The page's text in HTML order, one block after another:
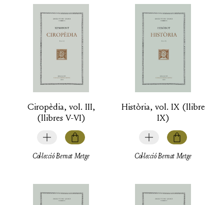
Ciropèdia, vol. III,
(llibres V-VI)
Col·lecció Bernat Metge
Història, vol. IX (llibre
IX)
Col·lecció Bernat Metge